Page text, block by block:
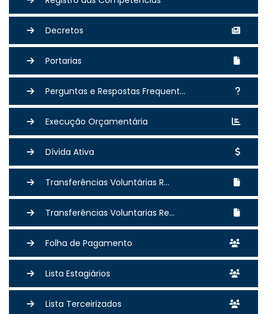
Decretos
Portarias
Perguntas e Respostas Frequent...
Execução Orçamentária
Dívida Ativa
Transferências Voluntárias R...
Transferências Voluntarias Re...
Folha de Pagamento
Lista Estagiários
Lista Terceirizados